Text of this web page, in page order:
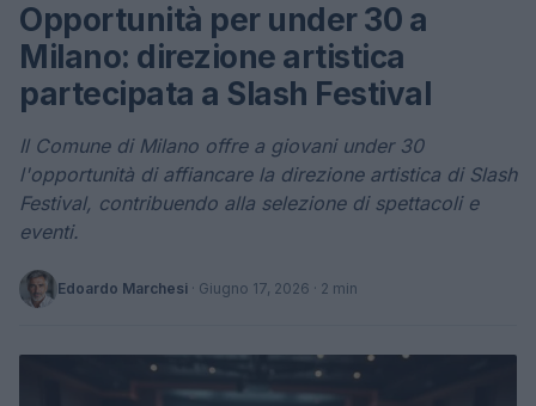
Opportunità per under 30 a
Milano: direzione artistica
partecipata a Slash Festival
Il Comune di Milano offre a giovani under 30
l'opportunità di affiancare la direzione artistica di Slash
Festival, contribuendo alla selezione di spettacoli e
eventi.
Edoardo Marchesi · Giugno 17, 2026 · 2 min